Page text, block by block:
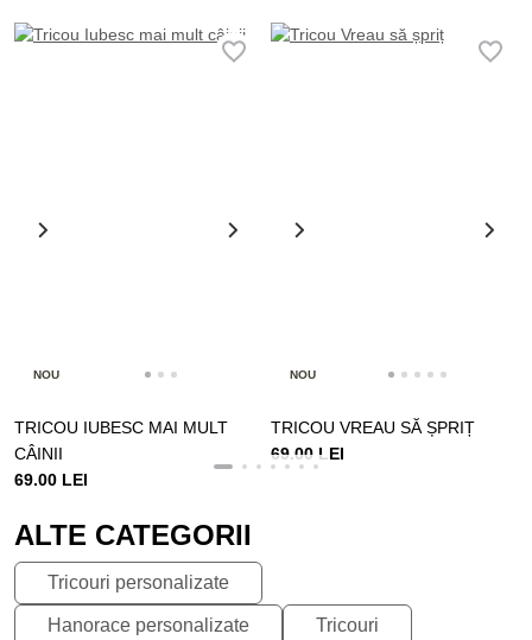
NOU
TRICOU IUBESC MAI MULT
CÂINII
69.00 LEI
NOU
TRICOU VREAU SĂ ȘPRIȚ
69.00 LEI
ALTE CATEGORII
Tricouri personalizate
Hanorace personalizate Tricouri